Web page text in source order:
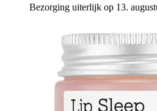
Bezorging uiterlijk op 13.